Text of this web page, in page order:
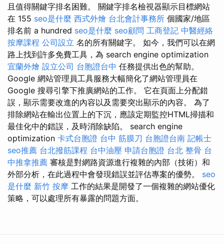
且值得關鍵字排名困難。 關鍵字排名檢視器顯示目標網站
在 155 seo是什麼 西式外燴 台北會計事務所 個國家/地區
排名前 a hundred seo是什麼 seo顧問 工商登記 中醫經絡
按摩課程 公司設立 名的所有關鍵字。 如今，我們可以在網
路上找到許多免費工具，為 search engine optimization
宜蘭外燴 設立公司 台胞證台中 任務提供出色的幫助。
Google 網站管理員工具服務大幅簡化了網站管理員在
Google 搜尋引擎下推廣網站的工作。 它在頁面上分配錯
誤，顯示需要改進的內容以及需要突出顯示的內容。 為了
排除網站在輸出位置上的下沉，應該定期監控HTML掃描和
最佳化中的錯誤，及時消除缺陷。 search engine
optimization 卡式台胞證 台中 筋膜刀 台胞證台南 記帳士
seo推薦 台北撥筋課程 台中油壓 申請台胞證 台北 整骨 台
中推拿推薦 審核是對網路資源進行複雜的內部（技術）和
外部分析，在此過程中會發現錯誤並評估專案的優勢。 seo
是什麼 新竹 按摩 工作的結果是開發了一個複雜的網站優化
策略，可以處理所有暴露的問題方面。